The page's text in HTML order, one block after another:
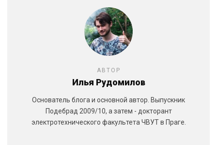
АВТОР
Илья Рудомилов
Основатель блога и основной автор. Выпускник
Подебрад 2009/10, а затем - докторант
электротехнического факультета ЧВУТ в Праге.